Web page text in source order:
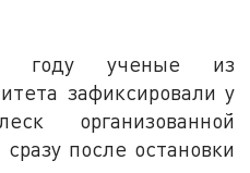
году ученые из
зафиксировали у
организованной
после остановки